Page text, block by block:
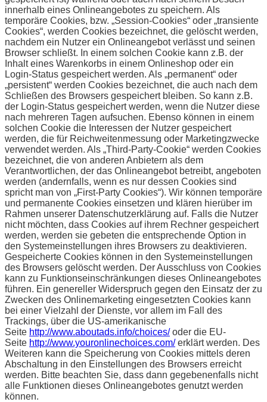
innerhalb eines Onlineangebotes zu speichern. Als
temporäre Cookies, bzw. „Session-Cookies“ oder „transiente
Cookies“, werden Cookies bezeichnet, die gelöscht werden,
nachdem ein Nutzer ein Onlineangebot verlässt und seinen
Browser schließt. In einem solchen Cookie kann z.B. der
Inhalt eines Warenkorbs in einem Onlineshop oder ein
Login-Status gespeichert werden. Als „permanent“ oder
„persistent“ werden Cookies bezeichnet, die auch nach dem
Schließen des Browsers gespeichert bleiben. So kann z.B.
der Login-Status gespeichert werden, wenn die Nutzer diese
nach mehreren Tagen aufsuchen. Ebenso können in einem
solchen Cookie die Interessen der Nutzer gespeichert
werden, die für Reichweitenmessung oder Marketingzwecke
verwendet werden. Als „Third-Party-Cookie“ werden Cookies
bezeichnet, die von anderen Anbietern als dem
Verantwortlichen, der das Onlineangebot betreibt, angeboten
werden (andernfalls, wenn es nur dessen Cookies sind
spricht man von „First-Party Cookies“). Wir können temporäre
und permanente Cookies einsetzen und klären hierüber im
Rahmen unserer Datenschutzerklärung auf. Falls die Nutzer
nicht möchten, dass Cookies auf ihrem Rechner gespeichert
werden, werden sie gebeten die entsprechende Option in
den Systemeinstellungen ihres Browsers zu deaktivieren.
Gespeicherte Cookies können in den Systemeinstellungen
des Browsers gelöscht werden. Der Ausschluss von Cookies
kann zu Funktionseinschränkungen dieses Onlineangebotes
führen. Ein genereller Widerspruch gegen den Einsatz der zu
Zwecken des Onlinemarketing eingesetzten Cookies kann
bei einer Vielzahl der Dienste, vor allem im Fall des
Trackings, über die US-amerikanische
Seite http://www.aboutads.info/choices/oder die EU-
Seite http://www.youronlinechoices.com/erklärt werden. Des
Weiteren kann die Speicherung von Cookies mittels deren
Abschaltung in den Einstellungen des Browsers erreicht
werden. Bitte beachten Sie, dass dann gegebenenfalls nicht
alle Funktionen dieses Onlineangebotes genutzt werden
können.